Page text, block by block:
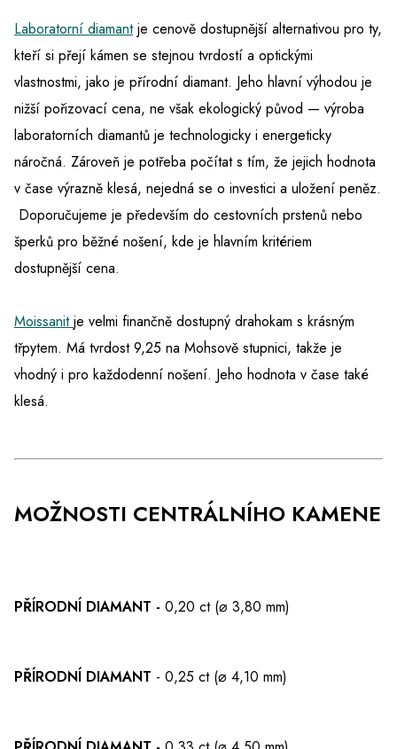
Laboratorní diamant je cenově dostupnější alternativou pro ty,
kteří si přejí kámen se stejnou tvrdostí a optickými
vlastnostmi, jako je přírodní diamant. Jeho hlavní výhodou je
nižší pořizovací cena, ne však ekologický původ — výroba
laboratorních diamantů je technologicky i energeticky
náročná. Zároveň je potřeba počítat s tím, že jejich hodnota
v čase výrazně klesá, nejedná se o investici a uložení peněz.
Doporučujeme je především do cestovních prstenů nebo
šperků pro běžné nošení, kde je hlavním kritériem
dostupnější cena.
Moissanit je velmi finančně dostupný drahokam s krásným
třpytem. Má tvrdost 9,25 na Mohsově stupnici, takže je
vhodný i pro každodenní nošení. Jeho hodnota v čase také
klesá.
MOŽNOSTI CENTRÁLNÍHO KAMENE
PŘÍRODNÍ DIAMANT - 0,20 ct (⌀ 3,80 mm)
PŘÍRODNÍ DIAMANT - 0,25 ct (⌀ 4,10 mm)